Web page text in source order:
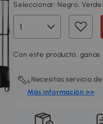
Seleccionar: Negro,
Con este producto, ganas
¿Necesitas servicio
Más información >>